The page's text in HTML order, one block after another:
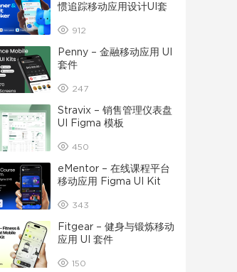
惯追踪移动应用设计UI套
912
Penny – 金融移动应用 UI
套件
247
Stravix – 销售管理仪表盘
UI Figma 模板
450
eMentor – 在线课程平台
移动应用 Figma UI Kit
343
Fitgear – 健身与锻炼移动
应用 UI 套件
150